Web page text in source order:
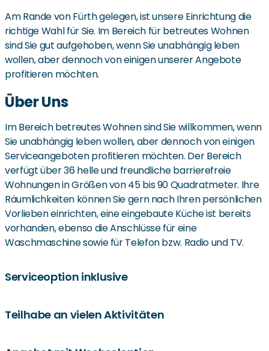
Am Rande von Fürth gelegen, ist unsere Einrichtung die
richtige Wahl für Sie. Im Bereich für betreutes Wohnen
sind Sie gut aufgehoben, wenn Sie unabhängig leben
wollen, aber dennoch von einigen unserer Angebote
profitieren möchten.
Über Uns
Im Bereich betreutes Wohnen sind Sie willkommen, wenn
Sie unabhängig leben wollen, aber dennoch von einigen
Serviceangeboten profitieren möchten. Der Bereich
verfügt über 36 helle und freundliche barrierefreie
Wohnungen in Größen von 45 bis 90 Quadratmeter. Ihre
Räumlichkeiten können Sie gern nach Ihren persönlichen
Vorlieben einrichten, eine eingebaute Küche ist bereits
vorhanden, ebenso die Anschlüsse für eine
Waschmaschine sowie für Telefon bzw. Radio und TV.
Serviceoption inklusive
Im betreuten Wohnen bieten wir Ihnen ein passendes
Teilhabe an vielen Aktivitäten